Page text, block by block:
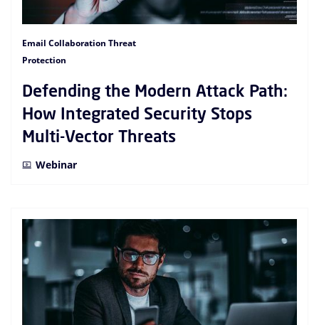
Email Collaboration Threat
Protection
Defending the Modern Attack Path:
How Integrated Security Stops
Multi-Vector Threats
Webinar